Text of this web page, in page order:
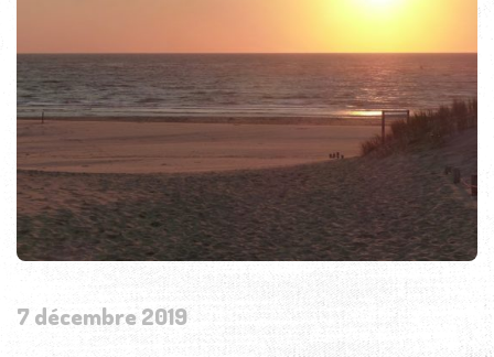
7 décembre 2019